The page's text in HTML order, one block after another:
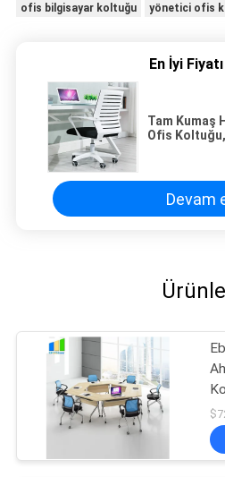
ofis bilgisayar koltuğu yönetici ofis
En İyi
Tam Kumaş
Ofis
Devam